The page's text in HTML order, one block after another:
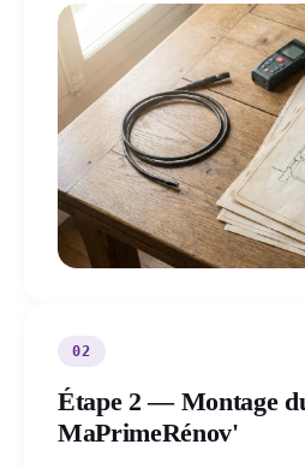
02
Étape 2 — Montage
MaPrimeRénov'